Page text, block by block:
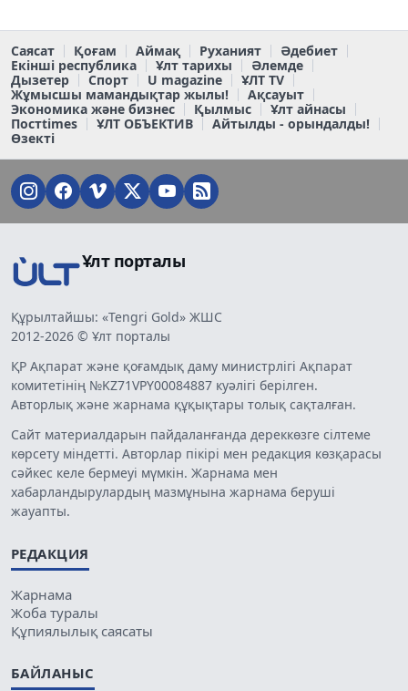
Саясат Қоғам Аймақ Руханият
Әдебиет
Екінші республика
Ұлт тарихы
Әлемде
Дызетер
Спорт U magazine
ҰЛТ TV
Жұмысшы мамандықтар жылы!
Ақсауыт
Экономика және бизнес
Қылмыс
Ұлт айнасы
Постtimes
ҰЛТ ОБЪЕКТИВ
Айтылды - орындалды!
Өзекті
Ұлт порталы
Құрылтайшы: «Tengri Gold» ЖШС
2012-2026 © Ұлт порталы
ҚР Ақпарат және қоғамдық даму министрлігі Ақпарат
комитетінің №KZ71VPY00084887 куәлігі берілген.
Авторлық және жарнама құқықтары толық сақталған.
Сайт материалдарын пайдаланғанда дереккөзге сілтеме
көрсету міндетті. Авторлар пікірі мен редакция көзқарасы
сәйкес келе бермеуі мүмкін. Жарнама мен
хабарландырулардың мазмұнына жарнама беруші
жауапты.
РЕДАКЦИЯ
Жарнама
Жоба туралы
Құпиялылық саясаты
БАЙЛАНЫС